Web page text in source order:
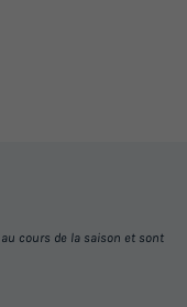
cours de la saison et sont